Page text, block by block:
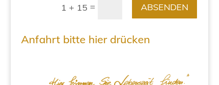
1 + 15 = ABSENDEN
Anfahrt bitte hier drücken